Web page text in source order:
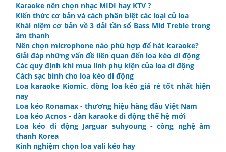
Karaoke nên chọn nhạc MIDI hay KTV ?
Kiến thức cơ bản và cách phân biệt các loại củ loa
Khái niệm cơ bản về 3 dải tần số Bass Mid Treble trong
âm thanh
Nên chọn microphone nào phù hợp để hát karaoke?
Giải đáp những vấn đề liên quan đến loa kéo di động
Các quy định khi mua linh phụ kiện của loa di động
Cách sạc bình cho loa kéo di động
Loa karaoke Kiomic, dòng loa kéo giá rẻ tốt nhất hiện
nay
Loa kéo Ronamax - thương hiệu hàng đầu Việt Nam
Loa kéo Acnos - dàn karaoke di động thế hệ mới
Loa kéo di động Jarguar suhyoung - công nghệ âm
thanh Korea
Kinh nghiệm chọn loa vali kéo hay